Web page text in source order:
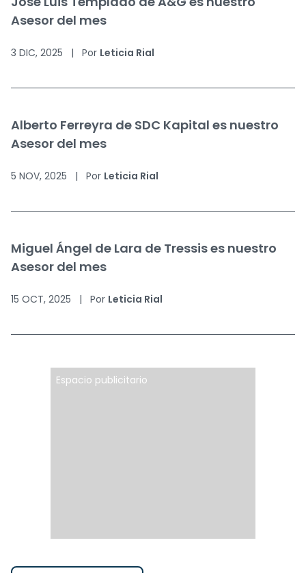
Asesor del mes
3 DIC, 2025 | Por Leticia Rial
Alberto Ferreyra de SDC Kapital es nuestro
Asesor del mes
5 NOV, 2025 | Por Leticia Rial
Miguel Ángel de Lara de Tressis es nuestro
Asesor del mes
15 OCT, 2025 | Por Leticia Rial
Espacio publicitario